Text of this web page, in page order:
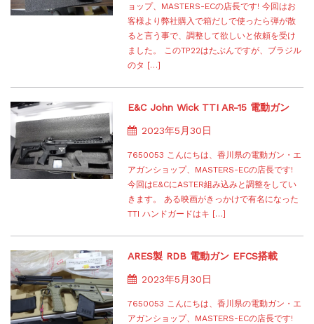
ョップ、MASTERS-ECの店長です! 今回はお
客様より弊社購入で箱だしで使ったら弾が散
ると言う事で、調整して欲しいと依頼を受け
ました。 このTP22はたぶんですが、ブラジル
のタ […]
E&C John Wick TTI AR-15 電動ガン
2023年5月30日
7650053 こんにちは、香川県の電動ガン・エ
アガンショップ、MASTERS-ECの店長です!
今回はE&CにASTER組み込みと調整をしてい
きます。 ある映画がきっかけで有名になった
TTI ハンドガードはキ […]
ARES製 RDB 電動ガン EFCS搭載
2023年5月30日
7650053 こんにちは、香川県の電動ガン・エ
アガンショップ、MASTERS-ECの店長です!